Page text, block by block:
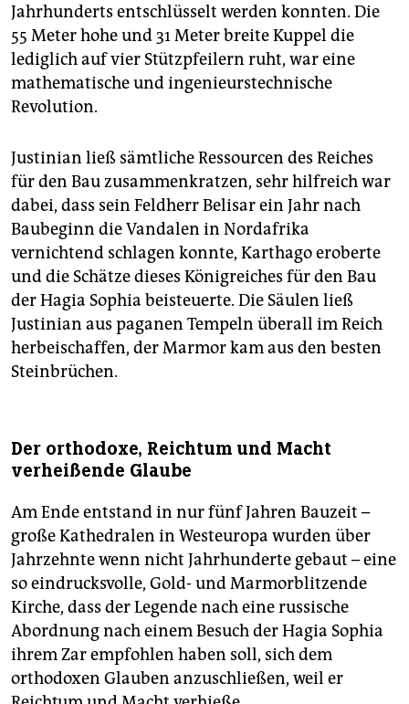
Jahrhunderts entschlüsselt werden konnten. Die
55 Meter hohe und 31 Meter breite Kuppel die
lediglich auf vier Stützpfeilern ruht, war eine
mathematische und ingenieurstechnische
Revolution.
Justinian ließ sämtliche Ressourcen des Reiches
für den Bau zusammenkratzen, sehr hilfreich war
dabei, dass sein Feldherr Belisar ein Jahr nach
Baubeginn die Vandalen in Nordafrika
vernichtend schlagen konnte, Karthago eroberte
und die Schätze dieses Königreiches für den Bau
der Hagia Sophia beisteuerte. Die Säulen ließ
Justinian aus paganen Tempeln überall im Reich
herbeischaffen, der Marmor kam aus den besten
Steinbrüchen.
Der orthodoxe, Reichtum und Macht
verheißende Glaube
Am Ende entstand in nur fünf Jahren Bauzeit –
große Kathedralen in Westeuropa wurden über
Jahrzehnte wenn nicht Jahrhunderte gebaut – eine
so eindrucksvolle, Gold- und Marmorblitzende
Kirche, dass der Legende nach eine russische
Abordnung nach einem Besuch der Hagia Sophia
ihrem Zar empfohlen haben soll, sich dem
orthodoxen Glauben anzuschließen, weil er